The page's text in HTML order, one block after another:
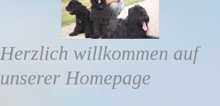
Herzlich willkommen auf
unserer Homepage